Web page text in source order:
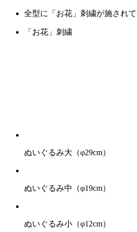
全型に「お花」刺繍が施されて
「お花」刺繍
ぬいぐるみ大（φ29cm）
ぬいぐるみ中（φ19cm）
ぬいぐるみ小（φ12cm）